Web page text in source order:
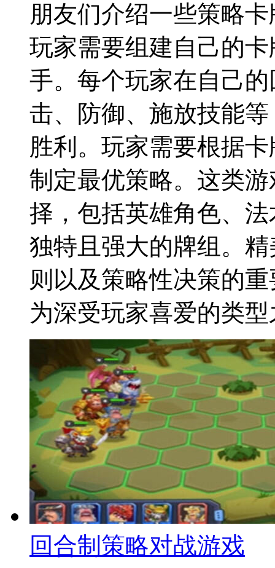
朋友们介绍一些策略
玩家需要组建自己的
手。每个玩家在自己
击、防御、施放技能
胜利。玩家需要根据
制定最优策略。这类
择，包括英雄角色、
独特且强大的牌组。
则以及策略性决策的
为深受玩家喜爱的类
回合制策略对战游戏